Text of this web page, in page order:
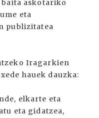
baita askotariko
eta
publizitatea
Iragarkien
hauek dauzka:
elkarte eta
eta gidatzea,